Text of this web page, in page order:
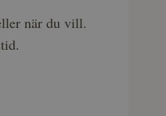
när du vill.